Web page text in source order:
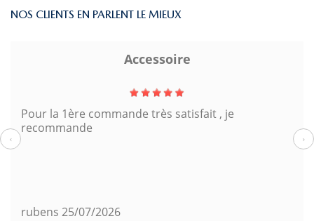
NOS CLIENTS EN PARLENT LE MIEUX
Accessoire
Pour la 1ère commande très satisfait , je
recommande
rubens 25/07/2026
‹ ›